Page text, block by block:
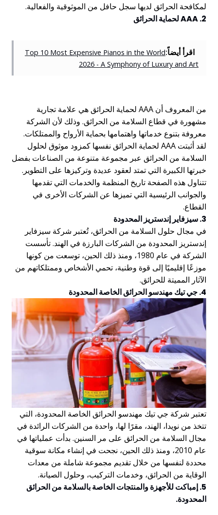
لمكافحة الحرائق لديها سجل حافل من الموثوقية والفعالية.
2. AAA لحماية الحرائق
اقرأ أيضاً:Top 10 Most Expensive Pianos in the World
2026 - A Symphony of Luxury and Art
من المعروف أن AAA لحماية الحرائق هي علامة تجارية
مشهورة في قطاع السلامة من الحرائق. وذلك لأن الشركة
معروفة بتنوع خدماتها واهتمامها بحماية الأرواح والممتلكات.
لقد أثبتت AAA لحماية الحرائق نفسها كمزود موثوق لحلول
السلامة من الحرائق عبر مجموعة متنوعة من الصناعات بفضل
خبرتها الكبيرة التي تمتد لعقود عديدة وتركيزها على التطوير.
تتناول هذه الصفحة تاريخ المنظمة والخدمات التي تقدمها
والجوانب الرئيسية التي تميزها عن الشركات الأخرى في
القطاع.
3. سيزفاير إندستريز المحدودة
في مجال حلول السلامة من الحرائق، تُعتبر شركة سيزفاير
إندستريز المحدودة من الشركات البارزة في الهند. تأسست
الشركة في عام 1980، ومنذ ذلك الحين، توسعت من كونها
موزعًا إقليميًا إلى قوة وطنية، تحمي الأشخاص وممتلكاتهم من
الآثار المميتة للحرائق.
4. جي تيك مهندسو الحرائق الخاصة المحدودة
تعتبر شركة جي تيك مهندسو الحرائق الخاصة المحدودة، التي
تتخذ من نويدا، الهند، مقرًا لها، واحدة من الشركات الرائدة في
مجال السلامة من الحرائق على مر السنين. بدأت عملياتها في
عام 2010، ومنذ ذلك الحين، نجحت في إنشاء مكانة سوقية
محددة لنفسها من خلال تقديم مجموعة شاملة من معدات
الوقاية من الحرائق، وخدمات التركيب، وحلول الصيانة.
5. إمباكت للأجهزة والمنتجات الخاصة بالسلامة من الحرائق
المحدودة.